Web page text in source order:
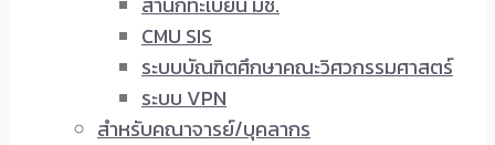
CMU SIS
ระบบบัณฑิตศึกษาคณะวิศวกรรมศาสตร์
ระบบ VPN
สำหรับคณาจารย์/บุคลากร